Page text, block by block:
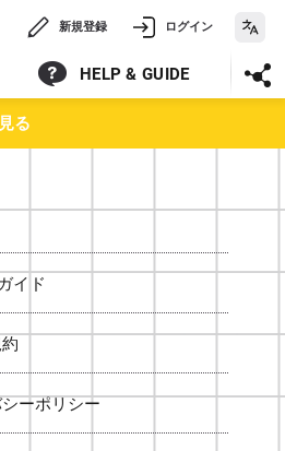
新規登録 ログイン
HELP & GUIDE
る
イド
ーポリシー